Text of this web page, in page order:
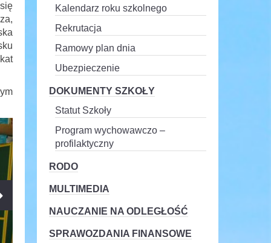
Kalendarz roku szkolnego
Rekrutacja
Ramowy plan dnia
Ubezpieczenie
DOKUMENTY SZKOŁY
Statut Szkoły
Program wychowawczo –
profilaktyczny
RODO
MULTIMEDIA
NAUCZANIE NA ODLEGŁOŚĆ
SPRAWOZDANIA FINANSOWE